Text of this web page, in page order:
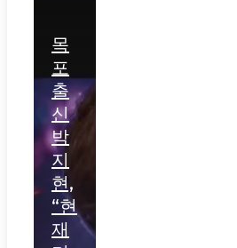
목
포
출
신
박
지
현,
“현
재